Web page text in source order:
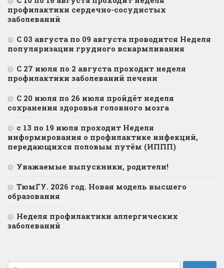
профилактики сердечно-сосудистых
заболеваний
С 03 августа по 09 августа проводится Неделя
популяризации грудного вскармливания
С 27 июля по 2 августа проходит неделя
профилактики заболеваний печени
С 20 июля по 26 июля пройдёт неделя
сохранения здоровья головного мозга
с 13 по 19 июля проходит Неделя
информирования о профилактике инфекций,
передающихся половым путём (ИППП)
Уважаемые выпускники, родители!
ТюмГУ. 2026 год. Новая модель высшего
образования
Неделя профилактики аллергических
заболеваний